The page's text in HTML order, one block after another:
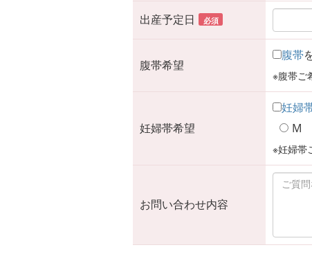
出産予定日 必須
腹帯希望
腹帯
※腹帯ご
妊婦帯希望
妊婦
M
※妊婦帯
お問い合わせ内容